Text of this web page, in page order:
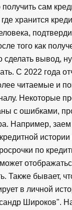
сам
хранится
того как
вывод,
С 2022 года
читаемые и
Некоторые
с ошибками,
Например,
по
Также бывает,
в личной
Широков".